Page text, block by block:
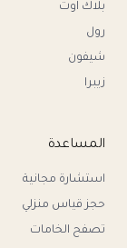
بلاك آوت
رول
شيفون
زيبرا
المساعدة
استشارة مجانية
حجز قياس منزلي
تصفح الخامات